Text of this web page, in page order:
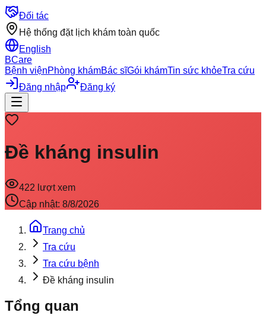
Đối tác
Hệ thống đặt lịch khám toàn quốc
English
BCare
Bệnh việnPhòng khámBác sĩGói khámTin sức khỏeTra cứu
Đăng nhập
Đăng ký
Đề kháng insulin
422 lượt xem
Cập nhật: 8/8/2026
Trang chủ
Tra cứu
Tra cứu bệnh
Đề kháng insulin
Tổng quan